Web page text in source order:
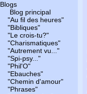
Blogs
Blog principal
"Au fil des heures"
"Bibliques"
"Le crois-tu?"
"Charismatiques"
"Autrement vu..."
"Spi-psy..."
"Phil'O"
"Ebauches"
"Chemin d'amour"
"Phrases"